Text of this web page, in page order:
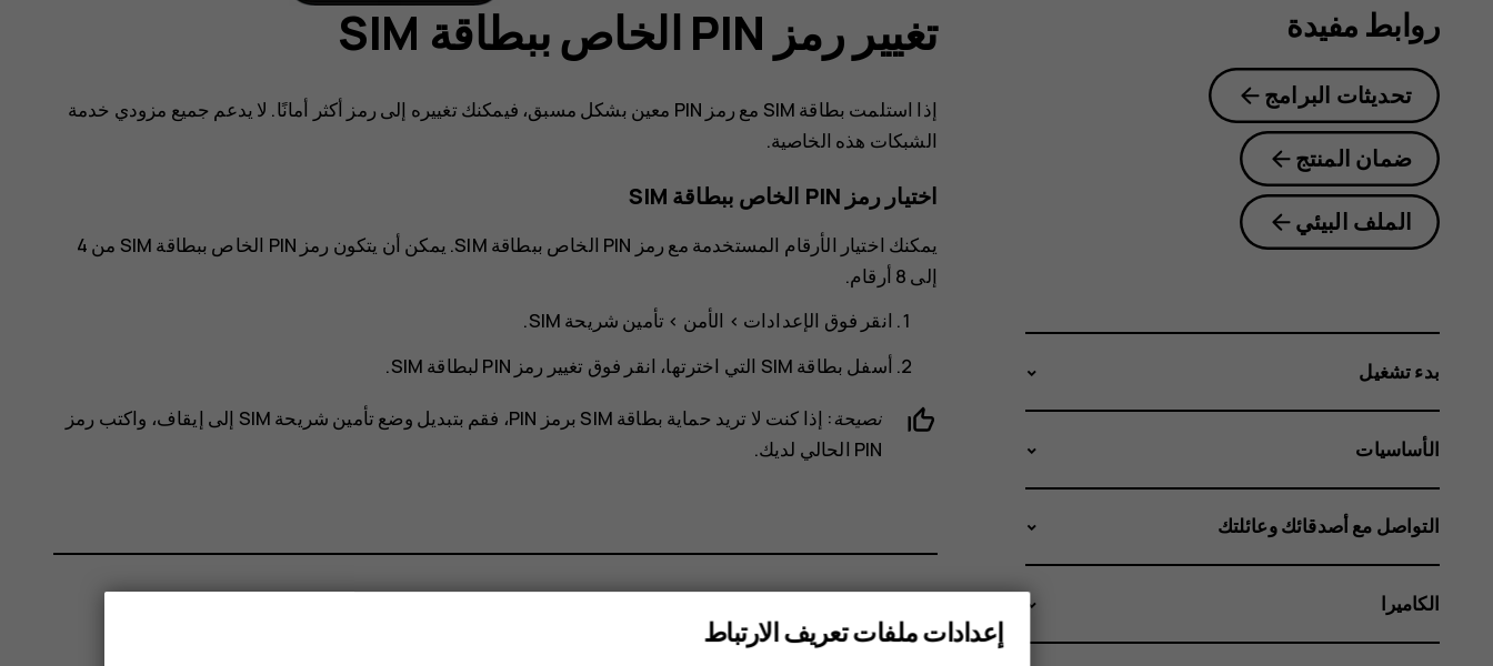
تغيير رمز PIN الخاص ببطاقة SIM‬
إذا استلمت بطاقة SIM مع رمز PIN معين بشكل مسبق، فيمكنك تغييره إلى رمز أكثر أمانًا. لا يدعم جميع مزودي خدمة
الشبكات هذه الخاصية.
اختيار رمز PIN الخاص ببطاقة SIM
يمكنك اختيار الأرقام المستخدمة مع رمز PIN الخاص ببطاقة SIM. يمكن أن يتكون رمز PIN الخاص ببطاقة SIM من 4
إلى 8 أرقام.
انقر فوق الإعدادات > الأمن > تأمين شريحة SIM
.
أسفل بطاقة SIM التي اخترتها، انقر فوق
‏تغيير رمز PIN لبطاقة SIM .
نصيحة: إذا كنت لا تريد حماية بطاقة SIM برمز PIN، فقم بتبديل وضع تأمين شريحة SIM إلى إيقاف، واكتب رمز
PIN الحالي لديك.
هل وجدت هذه المعلومات مفيدة؟
روابط مفيدة
تحديثات البرامج
ضمان المنتج
الملف البيئي
بدء تشغيل
الأساسيات
التواصل مع أصدقائك وعائلتك
الكاميرا
إعدادات ملفات تعريف الارتباط